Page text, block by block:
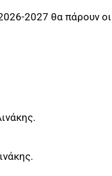
2027 θα πάρουν